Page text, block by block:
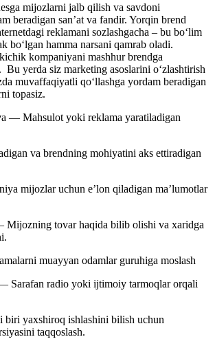
mijozlarni jalb qilish va savdoni
beradigan san’at va fandir. Yorqin brend
reklamani sozlashgacha – bu bo‘lim
bo‘lgan hamma narsani qamrab oladi.
kompaniyani mashhur brendga
yerda siz marketing asoslarini o‘zlashtirish
muvaffaqiyatli qo‘llashga yordam beradigan
topasiz.
a — Mahsulot yoki reklama yaratiladigan
va brendning mohiyatini aks ettiradigan
mijozlar uchun e’lon qiladigan ma’lumotlar
tovar haqida bilib olishi va xaridga
muayyan odamlar guruhiga moslash
Sarafan radio yoki ijtimoiy tarmoqlar orqali
yaxshiroq ishlashini bilish uchun
taqqoslash.